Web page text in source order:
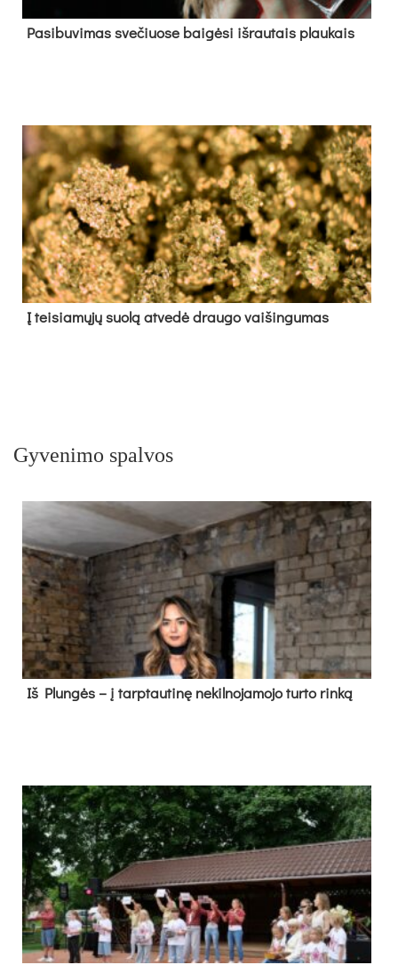
Pa­si­bu­vi­mas sve­čiuo­se bai­gė­si iš­rau­tais plau­kais
Į tei­sia­mų­jų suo­lą at­ve­dė drau­go vai­šin­gu­mas
Gyvenimo spalvos
Iš Plungės – į tarptautinę nekilnojamojo turto rinką